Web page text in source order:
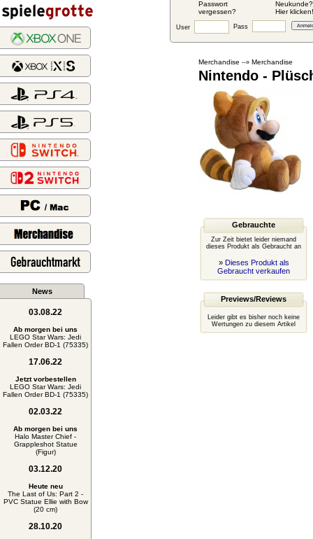
Passwort
vergessen?
Neukunde?
Hier klicken!
User Pass
News
03.08.22
Ab morgen bei uns
LEGO Star Wars: Jedi
Fallen Order BD-1 (75335)
17.06.22
Jetzt vorbestellen
LEGO Star Wars: Jedi
Fallen Order BD-1 (75335)
02.03.22
Ab morgen bei uns
Halo Master Chief -
Grappleshot Statue
(Figur)
03.12.20
Heute neu
The Last of Us: Part 2 -
PVC Statue Ellie with Bow
(20 cm)
28.10.20
Merchandise --» Merchandise
Nintendo -
Gebrauchte
Zur Zeit bietet leider niemand
dieses Produkt als Gebraucht an
» Dieses Produkt als
Gebraucht verkaufen
Previews/Reviews
Leider gibt es bisher noch keine
Wertungen zu diesem Artikel